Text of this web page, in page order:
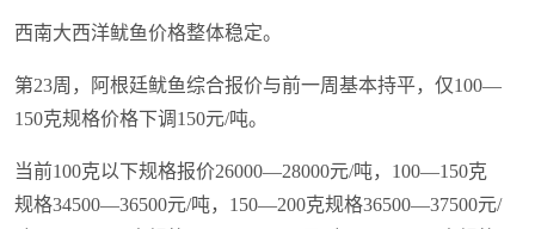
西南大西洋鱿鱼价格整体稳定。
第23周，阿根廷鱿鱼综合报价与前一周基本持平，仅100—
150克规格价格下调150元/吨。
当前100克以下规格报价26000—28000元/吨，100—150克
规格34500—36500元/吨，150—200克规格36500—37500元/